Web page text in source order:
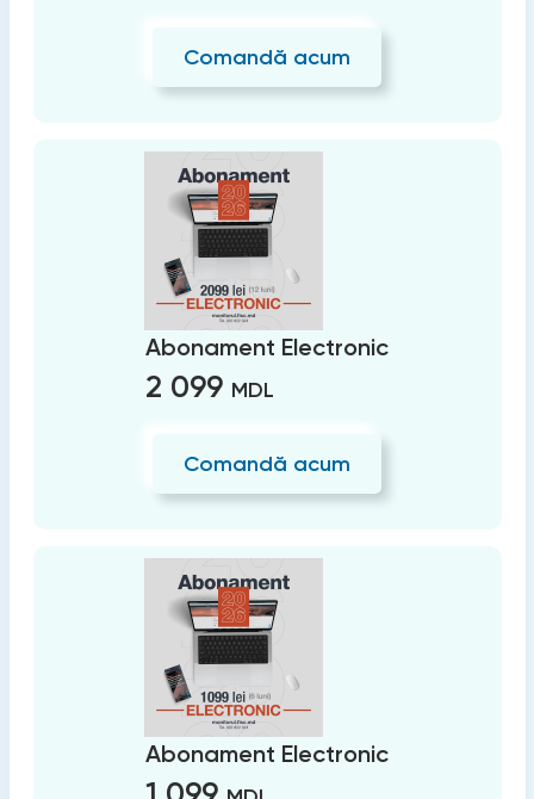
Comandă acum
Abonament Electronic
2 099 MDL
Comandă acum
Abonament Electronic